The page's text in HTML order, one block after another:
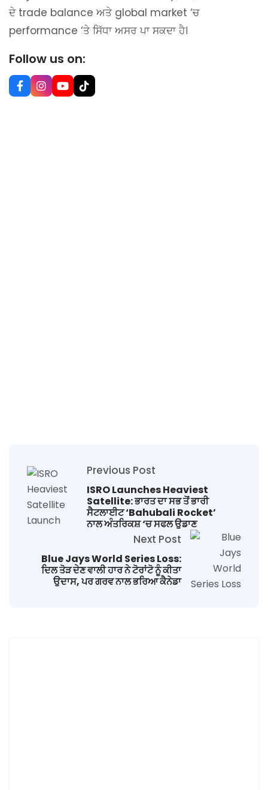
ਦੇ trade balance ਅਤੇ global market ‘ਚ
performance ‘ਤੇ ਸਿੱਧਾ ਅਸਰ ਪਾ ਸਕਦਾ ਹੈ।
Follow us on:
Previous Post
ISRO Launches Heaviest
Satellite: ਭਾਰਤ ਦਾ ਸਭ ਤੋਂ ਭਾਰੀ
ਸੈਟਲਾਈਟ ‘Bahubali Rocket’
ਨਾਲ ਅੰਤਰਿਕਸ਼ ‘ਚ ਸਫਲ ਉਡਾਣ
Next Post
Blue Jays World Series Loss:
ਦਿਲ ਤੋੜ ਦੇਣ ਵਾਲੀ ਹਾਰ ਨੇ ਟੋਰਾਂਟੋ ਨੂੰ ਕੀਤਾ
ਉਦਾਸ, ਪਰ ਗਰਵ ਨਾਲ ਭਰਿਆ ਕੈਨੇਡਾ